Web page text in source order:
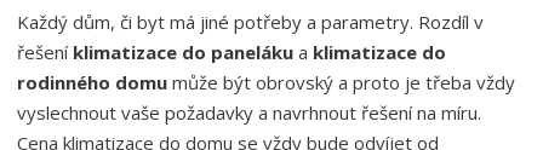
Každý dům, či byt má jiné potřeby a parametry. Rozdíl v
řešení klimatizace do paneláku a klimatizace do
rodinného domumůže být obrovský a proto je třeba vždy
vyslechnout vaše požadavky a navrhnout řešení na míru.
Cena klimatizace do domu se vždy bude odvíjet od